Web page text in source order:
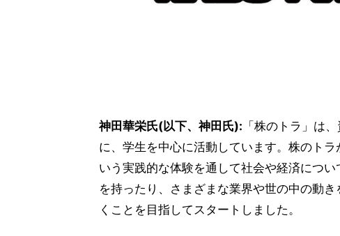
神田華栄氏(以下、神田氏): 「株のトラ」は
に、学生を中心に活動しています。株のト
いう実践的な体験を通して社会や経済につ
を持ったり、さまざまな業界や世の中の動
くことを目指してスタートしました。